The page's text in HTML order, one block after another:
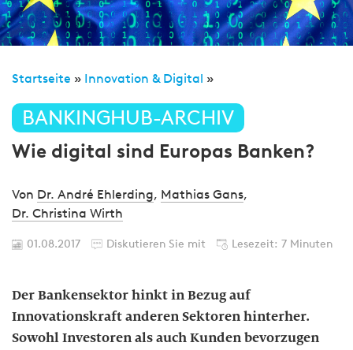
Startseite » Innovation & Digital »
BANKINGHUB-ARCHIV
Wie digital sind Europas Banken?
Von Dr. André Ehlerding, Mathias Gans,
Dr. Christina Wirth
01.08.2017 Diskutieren Sie mit Lesezeit: 7 Minuten
Der Bankensektor hinkt in Bezug auf
Innovationskraft anderen Sektoren hinterher.
Sowohl Investoren als auch Kunden bevorzugen